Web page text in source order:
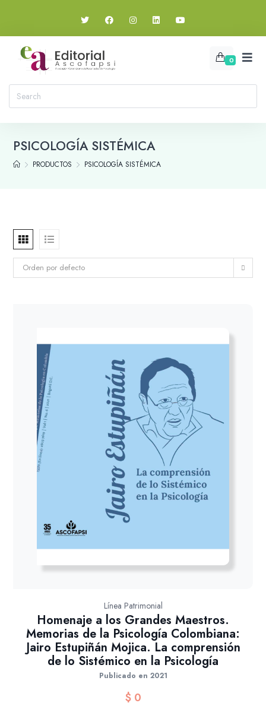
0
PSICOLOGÍA SISTÉMICA
PRODUCTOS PSICOLOGÍA SISTÉMICA
Orden por defecto
Línea Patrimonial
Homenaje a los Grandes Maestros.
Memorias de la Psicología Colombiana:
Jairo Estupiñán Mojica. La comprensión
de lo Sistémico en la Psicología
Publicado en 2021
$0